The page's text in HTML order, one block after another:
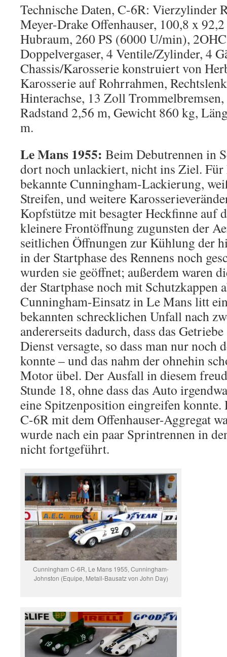
Technische Daten, C-6R: Vierzylinder
Meyer-Drake Offenhauser, 100,8 x
Hubraum, 260 PS (6000 U/min),
Doppelvergaser, 4 Ventile/Zylinder, 4
Chassis/Karosserie konstruiert von
Karosserie auf Rohrrahmen,
Hinterachse, 13 Zoll
Radstand 2,56 m, Gewicht 860 kg,
m.
Le Mans 1955: Beim Debutrennen in
dort noch unlackiert, nicht ins Ziel.
bekannte Cunningham-Lackierung,
Streifen, und weitere
Kopfstütze mit besagter Heckfinne auf
kleinere Frontöffnung zugunsten der
seitlichen Öffnungen zur Kühlung der
in der Startphase des Rennens noch
wurden sie geöffnet; außerdem waren
der Startphase noch mit Schutzkappen
Cunningham-Einsatz in Le Mans litt
bekannten schrecklichen Unfall nach
andererseits dadurch, dass das
Dienst versagte, so dass man nur noch
konnte – und das nahm der ohnehin
Motor übel. Der Ausfall in diesem
Stunde 18, ohne dass das Auto
eine Spitzenposition eingreifen
C-6R mit dem Offenhauser-Aggregat
wurde nach ein paar Sprintrennen in
nicht fortgeführt.
Cunningham C-6R, Le Mans 1955, Cunningham-
Johnston (Equipe, Metall-Bausatz von John Day)